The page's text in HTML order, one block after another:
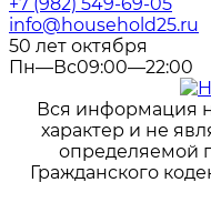
info@household25.ru
50 лет октября
Пн—Вс09:00—22:00
Вся информация
характер и не
определяемой
Гражданского